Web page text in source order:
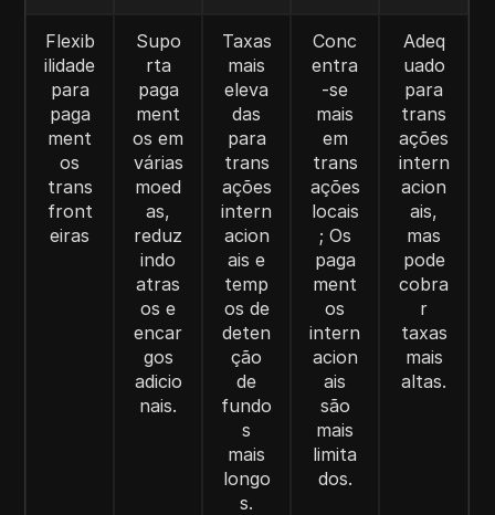
Flexib
ilidade
para
paga
ment
os
trans
front
eiras
Supo
rta
paga
ment
os em
várias
moed
as,
reduz
indo
atras
os e
encar
gos
adicio
nais.
Taxas
mais
eleva
das
para
trans
ações
intern
acion
ais e
temp
os de
deten
ção
de
fundo
s
mais
longo
s.
Conc
entra
-se
mais
em
trans
ações
locais
; Os
paga
ment
os
intern
acion
ais
são
mais
limita
dos.
Adeq
uado
para
trans
ações
intern
acion
ais,
mas
pode
cobra
r
taxas
mais
altas.